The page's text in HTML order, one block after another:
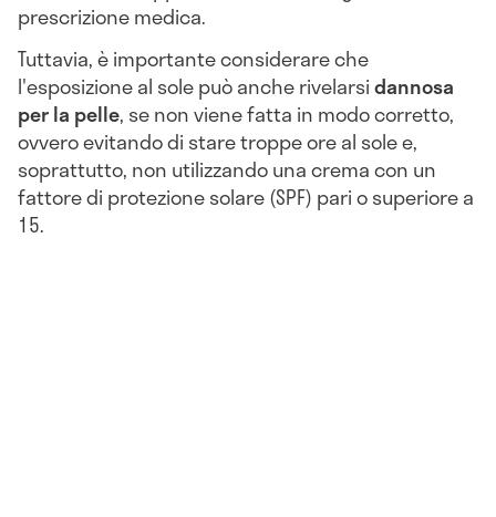
prescrizione medica.
Tuttavia, è importante considerare che
l'esposizione al sole può anche rivelarsidannosa
per la pelle, se non viene fatta in modo corretto,
ovvero evitando di stare troppe ore al sole e,
soprattutto, non utilizzando una crema con un
fattore di protezione solare (SPF) pari o superiore a
15.